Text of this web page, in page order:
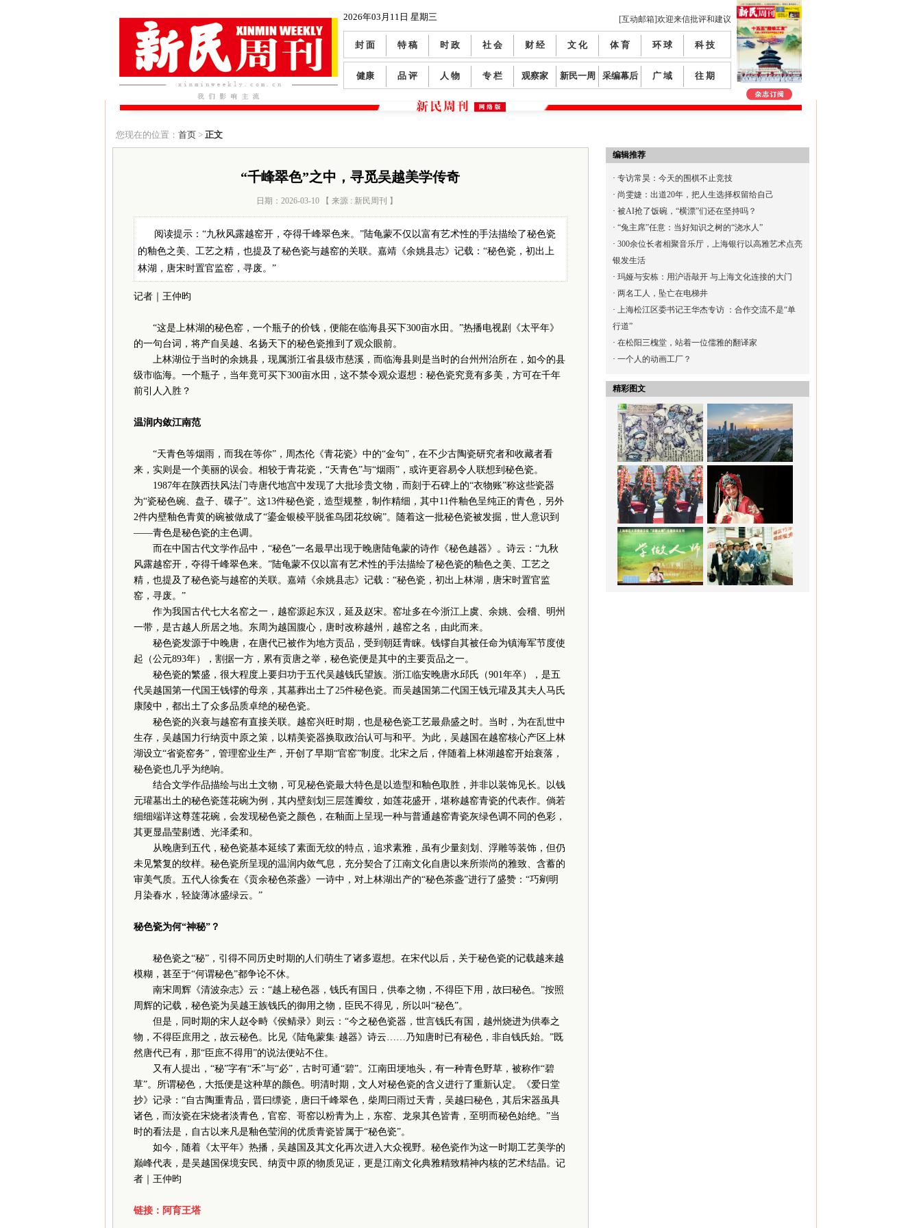
2026年03月11日 星期三 [互动邮箱]欢迎来信批评和建议
封 面 特 稿 时 政 社 会 财 经 文 化 体 育 环 球 科 技
健康 品 评 人 物 专 栏 观察家 新民一周 采编幕后 广 域 往 期
您现在的位置： 首页> 正文
“千峰翠色”之中，寻觅吴越美学传奇
日期：2026-03-10 【 来源 : 新民周刊 】
阅读提示：“九秋风露越窑开，夺得千峰翠色来。”陆龟蒙不仅以富有艺术性的手法描绘了秘色瓷
的釉色之美、工艺之精，也提及了秘色瓷与越窑的关联。嘉靖《余姚县志》记载：“秘色瓷，初出上
林湖，唐宋时置官监窑，寻废。”
记者｜王仲昀
“这是上林湖的秘色窑，一个瓶子的价钱，便能在临海县买下300亩水田。”热播电视剧《太平年》
的一句台词，将产自吴越、名扬天下的秘色瓷推到了观众眼前。
上林湖位于当时的余姚县，现属浙江省县级市慈溪，而临海县则是当时的台州州治所在，如今的县
级市临海。一个瓶子，当年竟可买下300亩水田，这不禁令观众遐想：秘色瓷究竟有多美，方可在千年
前引人入胜？
温润内敛江南范
“天青色等烟雨，而我在等你”，周杰伦《青花瓷》中的“金句”，在不少古陶瓷研究者和收藏者看
来，实则是一个美丽的误会。相较于青花瓷，“天青色”与“烟雨”，或许更容易令人联想到秘色瓷。
1987年在陕西扶风法门寺唐代地宫中发现了大批珍贵文物，而刻于石碑上的“衣物账”称这些瓷器
为“瓷秘色碗、盘子、碟子”。这13件秘色瓷，造型规整，制作精细，其中11件釉色呈纯正的青色，另外
2件内壁釉色青黄的碗被做成了“鎏金银棱平脱雀鸟团花纹碗”。随着这一批秘色瓷被发掘，世人意识到
——青色是秘色瓷的主色调。
而在中国古代文学作品中，“秘色”一名最早出现于晚唐陆龟蒙的诗作《秘色越器》。诗云：“九秋
风露越窑开，夺得千峰翠色来。”陆龟蒙不仅以富有艺术性的手法描绘了秘色瓷的釉色之美、工艺之
精，也提及了秘色瓷与越窑的关联。嘉靖《余姚县志》记载：“秘色瓷，初出上林湖，唐宋时置官监
窑，寻废。”
作为我国古代七大名窑之一，越窑源起东汉，延及赵宋。窑址多在今浙江上虞、余姚、会稽、明州
一带，是古越人所居之地。东周为越国腹心，唐时改称越州，越窑之名，由此而来。
秘色瓷发源于中晚唐，在唐代已被作为地方贡品，受到朝廷青睐。钱镠自其被任命为镇海军节度使
起（公元893年），割据一方，累有贡唐之举，秘色瓷便是其中的主要贡品之一。
秘色瓷的繁盛，很大程度上要归功于五代吴越钱氏望族。浙江临安晚唐水邱氏（901年卒），是五
代吴越国第一代国王钱镠的母亲，其墓葬出土了25件秘色瓷。而吴越国第二代国王钱元瓘及其夫人马氏
康陵中，都出土了众多品质卓绝的秘色瓷。
秘色瓷的兴衰与越窑有直接关联。越窑兴旺时期，也是秘色瓷工艺最鼎盛之时。当时，为在乱世中
生存，吴越国力行纳贡中原之策，以精美瓷器换取政治认可与和平。为此，吴越国在越窑核心产区上林
湖设立“省瓷窑务”，管理窑业生产，开创了早期“官窑”制度。北宋之后，伴随着上林湖越窑开始衰落，
秘色瓷也几乎为绝响。
结合文学作品描绘与出土文物，可见秘色瓷最大特色是以造型和釉色取胜，并非以装饰见长。以钱
元瓘墓出土的秘色瓷莲花碗为例，其内壁刻划三层莲瓣纹，如莲花盛开，堪称越窑青瓷的代表作。倘若
细细端详这尊莲花碗，会发现秘色瓷之颜色，在釉面上呈现一种与普通越窑青瓷灰绿色调不同的色彩，
其更显晶莹剔透、光泽柔和。
从晚唐到五代，秘色瓷基本延续了素面无纹的特点，追求素雅，虽有少量刻划、浮雕等装饰，但仍
未见繁复的纹样。秘色瓷所呈现的温润内敛气息，充分契合了江南文化自唐以来所崇尚的雅致、含蓄的
审美气质。五代人徐夤在《贡余秘色茶盏》一诗中，对上林湖出产的“秘色茶盏”进行了盛赞：“巧剜明
月染春水，轻旋薄冰盛绿云。”
秘色瓷为何“神秘”？
秘色瓷之“秘”，引得不同历史时期的人们萌生了诸多遐想。在宋代以后，关于秘色瓷的记载越来越
模糊，甚至于“何谓秘色”都争论不休。
南宋周辉《清波杂志》云：“越上秘色器，钱氏有国日，供奉之物，不得臣下用，故曰秘色。”按照
周辉的记载，秘色瓷为吴越王族钱氏的御用之物，臣民不得见，所以叫“秘色”。
但是，同时期的宋人赵令畤《侯鲭录》则云：“今之秘色瓷器，世言钱氏有国，越州烧进为供奉之
物，不得臣庶用之，故云秘色。比见《陆龟蒙集·越器》诗云……乃知唐时已有秘色，非自钱氏始。”既
然唐代已有，那“臣庶不得用”的说法便站不住。
又有人提出，“秘”字有“禾”与“必”，古时可通“碧”。江南田埂地头，有一种青色野草，被称作“碧
草”。所谓秘色，大抵便是这种草的颜色。明清时期，文人对秘色瓷的含义进行了重新认定。《爱日堂
抄》记录：“自古陶重青品，晋曰缥瓷，唐曰千峰翠色，柴周曰雨过天青，吴越曰秘色，其后宋器虽具
诸色，而汝瓷在宋烧者淡青色，官窑、哥窑以粉青为上，东窑、龙泉其色皆青，至明而秘色始绝。”当
时的看法是，自古以来凡是釉色莹润的优质青瓷皆属于“秘色瓷”。
如今，随着《太平年》热播，吴越国及其文化再次进入大众视野。秘色瓷作为这一时期工艺美学的
巅峰代表，是吴越国保境安民、纳贡中原的物质见证，更是江南文化典雅精致精神内核的艺术结晶。记
者｜王仲昀
链接： 阿育王塔
编辑推荐
· 专访常昊：今天的围棋不止竞技
· 尚雯婕：出道20年，把人生选择权留给自己
· 被AI抢了饭碗，“横漂”们还在坚持吗？
· “兔主席”任意：当好知识之树的“浇水人”
· 300余位长者相聚音乐厅，上海银行以高雅艺术点亮
银发生活
· 玛娅与安栋：用沪语敲开 与上海文化连接的大门
· 两名工人，坠亡在电梯井
· 上海松江区委书记王华杰专访 ：合作交流不是“单
行道”
· 在松阳三槐堂，站着一位儒雅的翻译家
· 一个人的动画工厂？
精彩图文